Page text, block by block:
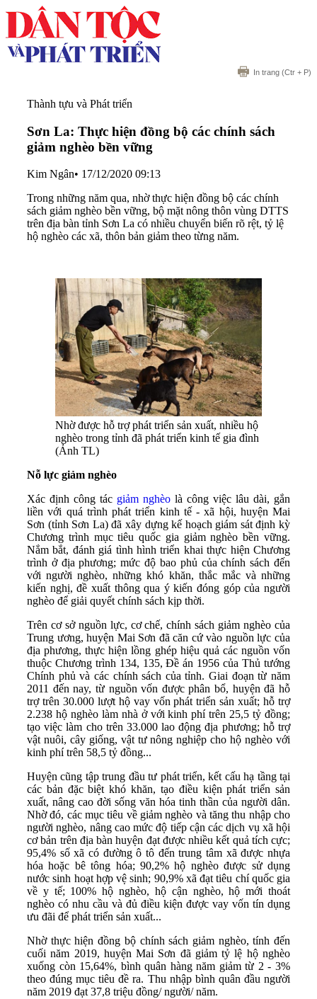
In trang (Ctr + P)
Thành tựu và Phát triển
Sơn La: Thực hiện đồng bộ các chính sách
giảm nghèo bền vững
Kim Ngân• 17/12/2020 09:13
Trong những năm qua, nhờ thực hiện đồng bộ các chính
sách giảm nghèo bền vững, bộ mặt nông thôn vùng DTTS
trên địa bàn tỉnh Sơn La có nhiều chuyển biến rõ rệt, tỷ lệ
hộ nghèo các xã, thôn bản giảm theo từng năm.
Nhờ được hỗ trợ phát triển sản xuất, nhiều hộ
nghèo trong tỉnh đã phát triển kinh tế gia đình
(Ảnh TL)
Nỗ lực giảm nghèo
Xác định công tác giảm nghèo là công việc lâu dài, gắn
liền với quá trình phát triển kinh tế - xã hội, huyện Mai
Sơn (tỉnh Sơn La) đã xây dựng kế hoạch giám sát định kỳ
Chương trình mục tiêu quốc gia giảm nghèo bền vững.
Nắm bắt, đánh giá tình hình triển khai thực hiện Chương
trình ở địa phương; mức độ bao phủ của chính sách đến
với người nghèo, những khó khăn, thắc mắc và những
kiến nghị, đề xuất thông qua ý kiến đóng góp của người
nghèo để giải quyết chính sách kịp thời.
Trên cơ sở nguồn lực, cơ chế, chính sách giảm nghèo của
Trung ương, huyện Mai Sơn đã căn cứ vào nguồn lực của
địa phương, thực hiện lồng ghép hiệu quả các nguồn vốn
thuộc Chương trình 134, 135, Đề án 1956 của Thủ tướng
Chính phủ và các chính sách của tỉnh. Giai đoạn từ năm
2011 đến nay, từ nguồn vốn được phân bổ, huyện đã hỗ
trợ trên 30.000 lượt hộ vay vốn phát triển sản xuất; hỗ trợ
2.238 hộ nghèo làm nhà ở với kinh phí trên 25,5 tỷ đồng;
tạo việc làm cho trên 33.000 lao động địa phương; hỗ trợ
vật nuôi, cây giống, vật tư nông nghiệp cho hộ nghèo với
kinh phí trên 58,5 tỷ đồng...
Huyện cũng tập trung đầu tư phát triển, kết cấu hạ tầng tại
các bản đặc biệt khó khăn, tạo điều kiện phát triển sản
xuất, nâng cao đời sống văn hóa tinh thần của người dân.
Nhờ đó, các mục tiêu về giảm nghèo và tăng thu nhập cho
người nghèo, nâng cao mức độ tiếp cận các dịch vụ xã hội
cơ bản trên địa bàn huyện đạt được nhiều kết quả tích cực;
95,4% số xã có đường ô tô đến trung tâm xã được nhựa
hóa hoặc bê tông hóa; 90,2% hộ nghèo được sử dụng
nước sinh hoạt hợp vệ sinh; 90,9% xã đạt tiêu chí quốc gia
về y tế; 100% hộ nghèo, hộ cận nghèo, hộ mới thoát
nghèo có nhu cầu và đủ điều kiện được vay vốn tín dụng
ưu đãi để phát triển sản xuất...
Nhờ thực hiện đồng bộ chính sách giảm nghèo, tính đến
cuối năm 2019, huyện Mai Sơn đã giảm tỷ lệ hộ nghèo
xuống còn 15,64%, bình quân hàng năm giảm từ 2 - 3%
theo đúng mục tiêu đề ra. Thu nhập bình quân đầu người
năm 2019 đạt 37,8 triệu đồng/ người/ năm.